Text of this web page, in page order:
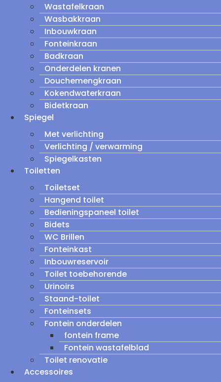
Wastafelkraan
Wasbakkraan
Inbouwkraan
Fonteinkraan
Badkraan
Onderdelen kranen
Douchemengkraan
Kokendwaterkraan
Bidetkraan
Spiegel
Met verlichting
Verlichting / verwarming
Spiegelkasten
Toiletten
Toiletset
Hangend toilet
Bedieningspaneel toilet
Bidets
WC Brillen
Fonteinkast
Inbouwreservoir
Toilet toebehorende
Urinoirs
Staand-toilet
Fonteinsets
Fontein onderdelen
fontein frame
Fontein wastafelblad
Toilet renovatie
Accessoires